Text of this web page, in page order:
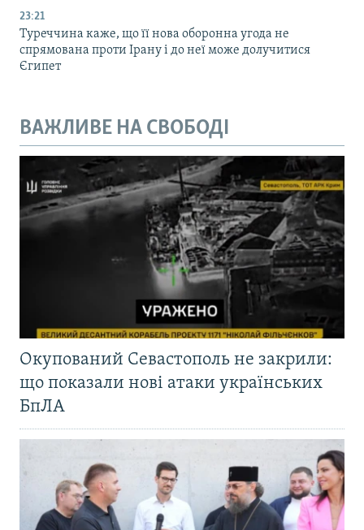
23:21
Туреччина каже, що її нова оборонна угода не
спрямована проти Ірану і до неї може долучитися
Єгипет
ВАЖЛИВЕ НА СВОБОДІ
Окупований Севастополь не закрили:
що показали нові атаки українських
БпЛА